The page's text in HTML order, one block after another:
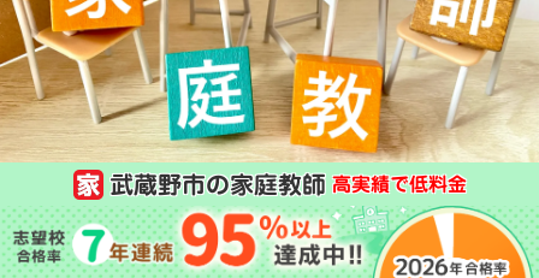
武蔵野市の家庭教師 高実績で低料金